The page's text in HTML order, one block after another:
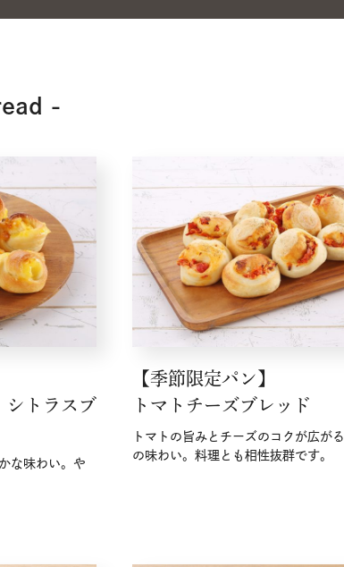
-
スブ
な味わい。や
【季節限定
トマトチーズブレッド
トマトの旨みとチーズのコクが広が
の味わい。料理とも相性抜群です。